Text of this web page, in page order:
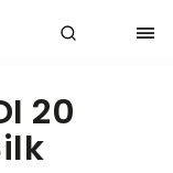
20